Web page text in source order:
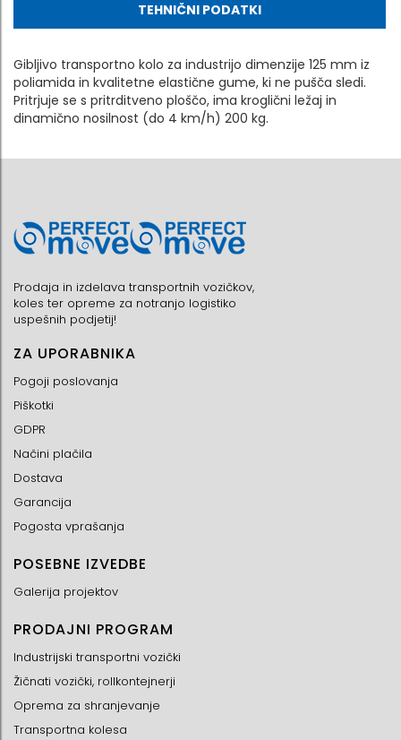
TEHNIČNI PODATKI
Gibljivo transportno kolo za industrijo dimenzije 125 mm iz
poliamida in kvalitetne elastične gume, ki ne pušča sledi.
Pritrjuje se s pritrditveno ploščo, ima kroglični ležaj in
dinamično nosilnost (do 4 km/h) 200 kg.
Prodaja in izdelava transportnih vozičkov,
koles ter opreme za notranjo logistiko
uspešnih podjetij!
ZA UPORABNIKA
Pogoji poslovanja
Piškotki
GDPR
Načini plačila
Dostava
Garancija
Pogosta vprašanja
POSEBNE IZVEDBE
Galerija projektov
PRODAJNI PROGRAM
Industrijski transportni vozički
Žičnati vozički, rollkontejnerji
Oprema za shranjevanje
Transportna kolesa